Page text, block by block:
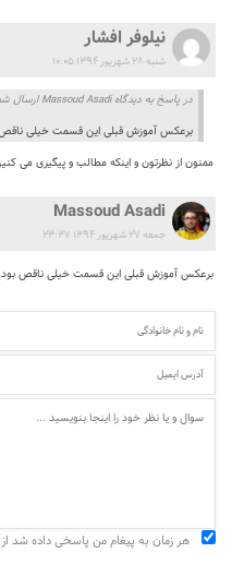
نیلوفر افشار
شنبه ۲۸ شهریور ۱۳۹۴ ۱۰:۰۵
در پاسخ به دیدگاه Massoud Asadi ارسال شده در جمعه ۲۷ شهریور ۱۳۹۴ ۲۳:۳۷
برعکس آموزش قبلی این قسمت خیلی
ممنون از نظرتون و اینکه مطالب و پیگیری می
Massoud Asadi
جمعه ۲۷ شهریور ۱۳۹۴ ۲۳:۳۷
برعکس آموزش قبلی این قسمت خیلی ناقص
هر زمان به پیغام من پاسخی داده شد